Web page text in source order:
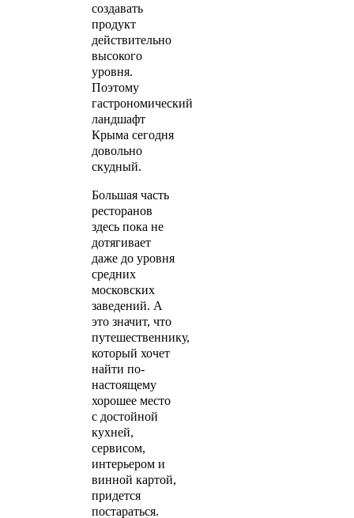
создавать
продукт
действительно
высокого
уровня.
Поэтому
гастрономический
ландшафт
Крыма сегодня
довольно
скудный.
Большая часть
ресторанов
здесь пока не
дотягивает
даже до уровня
средних
московских
заведений. А
это значит, что
путешественнику,
который хочет
найти по-
настоящему
хорошее место
с достойной
кухней,
сервисом,
интерьером и
винной картой,
придется
постараться.